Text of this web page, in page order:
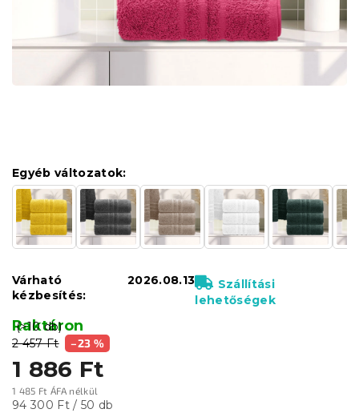
2 457 Ft –23 %
1 886 Ft
1 485 Ft ÁFA nélkül
Egységár:
94 300 Ft / 50 db
Raktáron
(>10 db)
Egyéb változatok:
Várható
kézbesítés:
2026.08.13
Szállítási
lehetőségek